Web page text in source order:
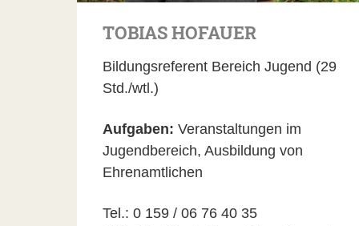
TOBIAS HOFAUER
Bildungsreferent Bereich Jugend (29
Std./wtl.)
Aufgaben: Veranstaltungen im
Jugendbereich, Ausbildung von
Ehrenamtlichen
Tel.: 0 159 / 06 76 40 35